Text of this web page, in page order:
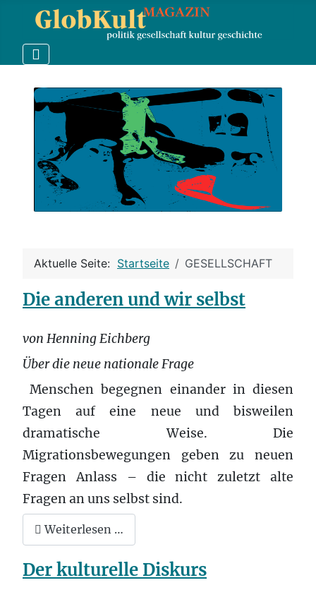
Aktuelle Seite: Startseite GESELLSCHAFT
Die anderen und wir selbst
von Henning Eichberg
Über die neue nationale Frage
Menschen begegnen einander in diesen
Tagen auf eine neue und bisweilen
dramatische Weise. Die
Migrationsbewegungen geben zu neuen
Fragen Anlass – die nicht zuletzt alte
Fragen an uns selbst sind.
Weiterlesen …
Der kulturelle Diskurs